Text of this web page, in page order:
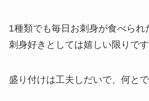
1種類でも毎日お刺身が食べられ
刺身好きとしては嬉しい限りです
盛り付けは工夫しだいで、何とで